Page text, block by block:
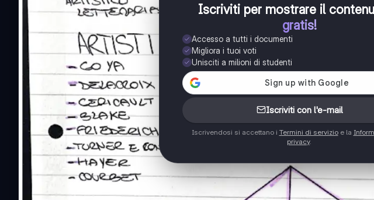
Iscriviti per mostrare il
gratis!
Accesso a tutti i documenti
Migliora i tuoi voti
Unisciti a milioni di studenti
Iscriviti con l'e-mail
Iscrivendosi si accettano i Termini di servizioe la
privacy.